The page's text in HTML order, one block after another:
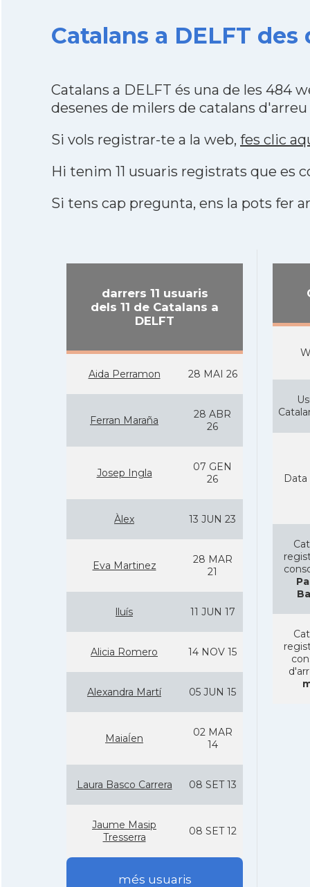
Catalans a DELFT
Catalans a DELFT és una de les 484
desenes de milers de catalans
Si vols registrar-te a la web, fes clic
Hi tenim 11 usuaris registrats que
Si tens cap pregunta, ens la pots fer
darrers 11 usuaris
dels 11 de Catalans a
DELFT
Aida Perramon 28 MAI 26
Ferran Maraña
28 ABR
26
Josep Ingla
07 GEN
26
Àlex 13 JUN 23
Eva Martinez
28 MAR
21
lluí­s 11 JUN 17
Alicia Romero 14 NOV 15
Alexandra Martí­ 05 JUN 15
Maiaĺen
02 MAR
14
Laura Basco Carrera 08 SET 13
Jaume Masip
Tresserra
08 SET 12
més usuaris
Data